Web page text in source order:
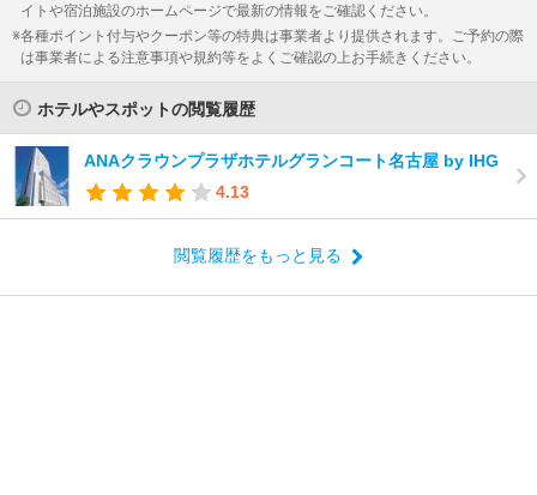
イトや宿泊施設のホームページで最新の情報をご確認ください。
各種ポイント付与やクーポン等の特典は事業者より提供されます。ご予約の際
は事業者による注意事項や規約等をよくご確認の上お手続きください。
ホテルやスポットの閲覧履歴
ANAクラウンプラザホテルグランコート名古屋 by IHG
4.13
閲覧履歴をもっと見る